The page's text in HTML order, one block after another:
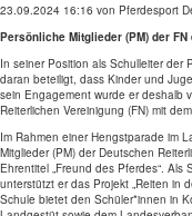
23.09.2024 16:16 von Pferdesport
Persönliche Mitglieder (PM) der
In seiner Position als Schulleiter der
daran beteiligt, dass Kinder und
sein Engagement wurde er deshalb
Reiterlichen Vereinigung (FN) mit
Im Rahmen einer Hengstparade im
Mitglieder (PM) der Deutschen
Ehrentitel „Freund des Pferdes“.
unterstützt er das Projekt „Reiten in
Schule bietet den Schüler*innen in